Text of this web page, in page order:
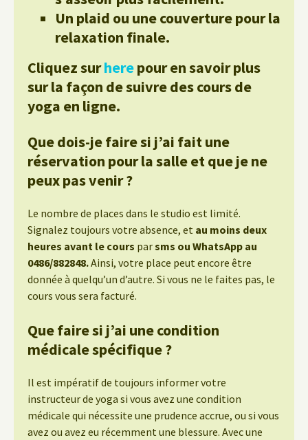
Un plaid ou une couverture pour la
relaxation finale.
Cliquez surherepour en savoir plus
sur la façon de suivre des cours de
yoga en ligne.
Que dois-je faire si j’ai fait une
réservation pour la salle et que je ne
peux pas venir ?
Le nombre de places dans le studio est limité.
Signalez toujours votre absence, et au moins deux
heures avant le cours parsms ou WhatsApp au
0486/882848.Ainsi, votre place peut encore être
donnée à quelqu’un d’autre. Si vous ne le faites pas, le
cours vous sera facturé.
Que faire si j’ai une condition
médicale spécifique ?
Il est impératif de toujours informer votre
instructeur de yoga si vous avez une condition
médicale qui nécessite une prudence accrue, ou si vous
avez ou avez eu récemment une blessure. Avec une